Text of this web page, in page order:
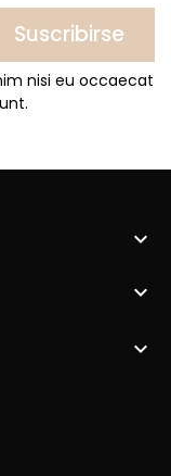
Suscribirse
nisi eu occaecat


